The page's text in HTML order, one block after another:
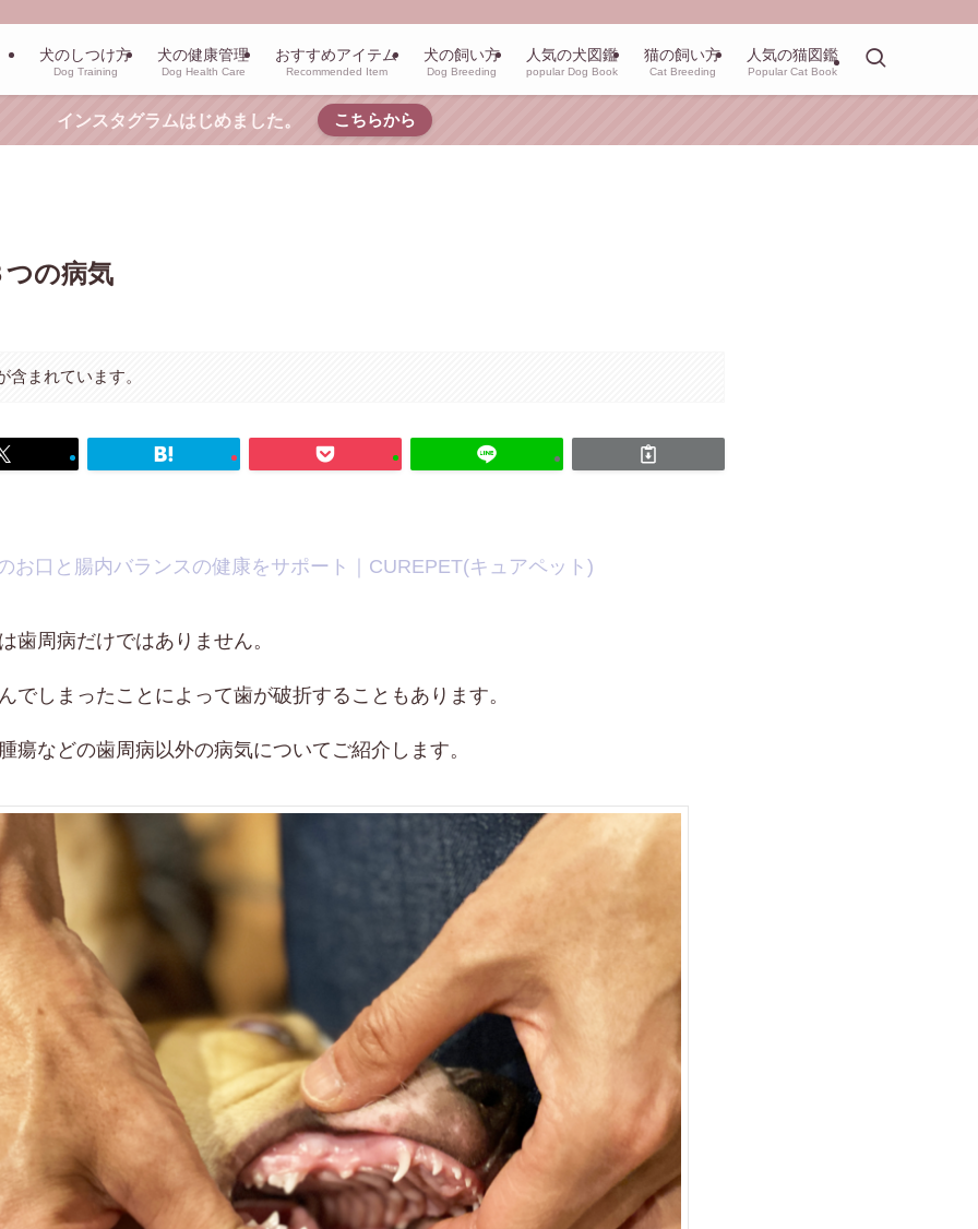
犬のしつけ方
Dog Training
犬の健康管理
Dog Health Care
おすすめアイテム
Recommended Item
犬の飼い方
Dog Breeding
人気の犬図鑑
popular Dog Book
猫の飼い方
Cat Breeding
人気の猫図鑑
Popular Cat Book
インスタグラムはじめました。 こちらから
の病気
まれています。
お口と腸内バランスの健康をサポート｜CUREPET(キュアペット)
歯周病だけではありません。
でしまったことによって歯が破折することもあります。
瘍などの歯周病以外の病気についてご紹介します。